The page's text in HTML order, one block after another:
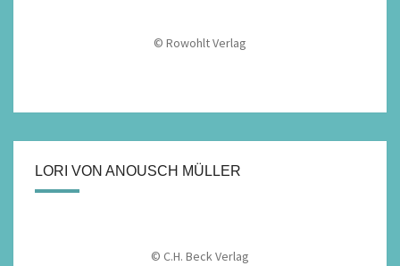
© Rowohlt Verlag
LORI VON ANOUSCH MÜLLER
© C.H. Beck Verlag